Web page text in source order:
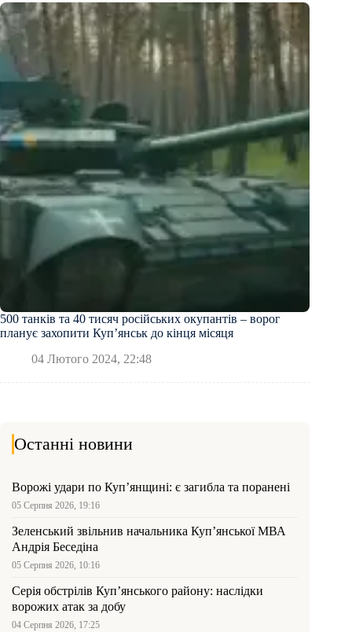
500 танків та 40 тисяч російських окупантів – ворог
планує захопити Купʼянськ до кінця місяця
04 Лютого 2024, 22:48
Останні новини
Ворожі удари по Куп’янщині: є загибла та поранені
05 Серпня 2026, 19:16
Зеленський звільнив начальника Купʼянської МВА
Андрія Беседіна
05 Серпня 2026, 10:16
Серія обстрілів Куп’янського району: наслідки
ворожих атак за добу
04 Серпня 2026, 17:25